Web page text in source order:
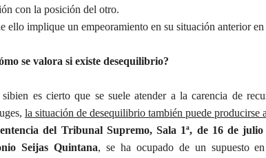
con la posición del otro.
ello implique un empeoramiento en su situación anterior
se valora si existe desequilibrio?
sibien es cierto que se suele atender a la carencia de
la situación de desequilibrio también puede producirse
del Tribunal Supremo, Sala 1ª, de 16 de
Seijas Quintana, se ha ocupado de un supuesto